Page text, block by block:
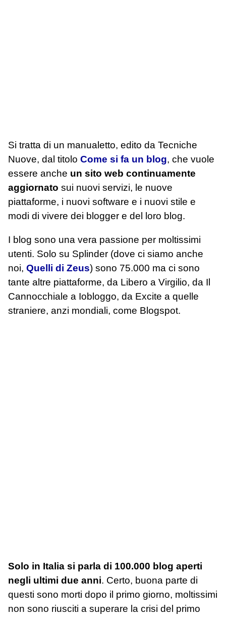
Si tratta di un manualetto, edito da Tecniche
Nuove, dal titolo Come si fa un blog, che vuole
essere anche un sito web continuamente
aggiornato sui nuovi servizi, le nuove
piattaforme, i nuovi software e i nuovi stile e
modi di vivere dei blogger e del loro blog.
I blog sono una vera passione per moltissimi
utenti. Solo su Splinder (dove ci siamo anche
noi, Quelli di Zeus) sono 75.000 ma ci sono
tante altre piattaforme, da Libero a Virgilio, da Il
Cannocchiale a Iobloggo, da Excite a quelle
straniere, anzi mondiali, come Blogspot.
Solo in Italia si parla di 100.000 blog aperti
negli ultimi due anni. Certo, buona parte di
questi sono morti dopo il primo giorno, moltissimi
non sono riusciti a superare la crisi del primo